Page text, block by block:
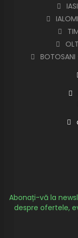
Abonați-vă la
despre ofertele,